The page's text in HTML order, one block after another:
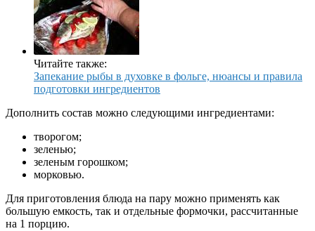
Читайте также:
Запекание рыбы в духовке в фольге, нюансы и правила
подготовки ингредиентов
Дополнить состав можно следующими ингредиентами:
творогом;
зеленью;
зеленым горошком;
морковью.
Для приготовления блюда на пару можно применять как
большую емкость, так и отдельные формочки, рассчитанные
на 1 порцию.